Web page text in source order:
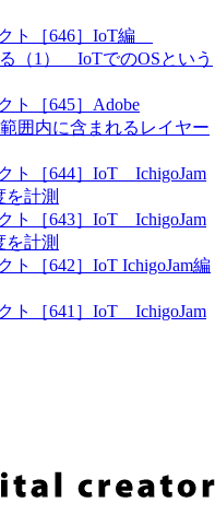
ト［646］IoT編
（1） IoTでのOSという
ト［645］Adobe
囲内に含まれるレイヤー
ト［644］IoT IchigoJam
計測
ト［643］IoT IchigoJam
計測
ト［642］IoT IchigoJam編
ト［641］IoT IchigoJam